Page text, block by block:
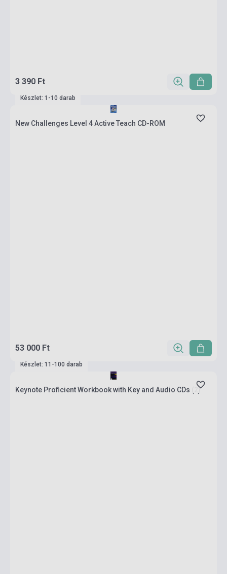
3 390 Ft
Készlet: 1-10 darab
New Challenges Level 4 Active Teach CD-ROM
53 000 Ft
Készlet: 11-100 darab
Keynote Proficient Workbook with Key and Audio CDs (2)